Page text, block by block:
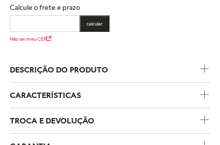
Calcule o frete e prazo
calcular
Não sei meu CEP
DESCRIÇÃO DO PRODUTO
CARACTERÍSTICAS
Coleção
Pandora Me
TROCA E DEVOLUÇÃO